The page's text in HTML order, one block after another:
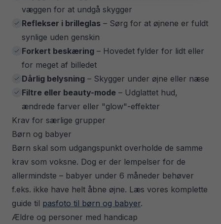
væggen for at undgå skygger
Reflekser i brilleglas – Sørg for at øjnene er fuldt
synlige uden genskin
Forkert beskæring – Hovedet fylder for lidt eller
for meget af billedet
Dårlig belysning – Skygger under øjne eller næse
Filtre eller beauty-mode – Udglattet hud,
ændrede farver eller "glow"-effekter
Krav for særlige grupper
Børn og babyer
Børn skal som udgangspunkt overholde de samme
krav som voksne. Dog er der lempelser for de
allermindste – babyer under 6 måneder behøver
f.eks. ikke have helt åbne øjne. Læs vores komplette
guide til pasfoto til børn og babyer.
Ældre og personer med handicap